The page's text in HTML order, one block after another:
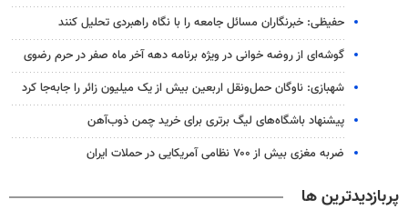
حفیظی: خبرنگاران مسائل جامعه را با نگاه راهبردی تحلیل کنند
گوشه‌ای از روضه خوانی در ویژه برنامه دهه آخر ماه صفر در حرم رضوی
شهبازی: ناوگان حمل‌ونقل اربعین بیش از یک میلیون زائر را جابه‌جا کرد
پیشنهاد باشگاه‌های لیگ برتری برای خرید چمن ذوب‌آهن
ضربه مغزی بیش از ۷۰۰ نظامی آمریکایی در حملات ایران
پربازدیدترین ها